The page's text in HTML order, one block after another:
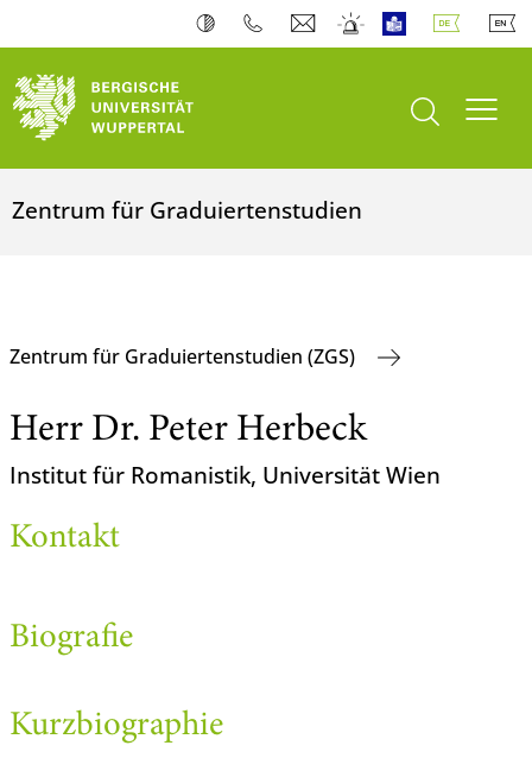
Suche öffnen
Zentrum für Graduiertenstudien
Zentrum für Graduiertenstudien (ZGS)
Herr Dr. Peter Herbeck
Institut für Romanistik, Universität Wien
Kontakt
Biografie
Kurzbiographie